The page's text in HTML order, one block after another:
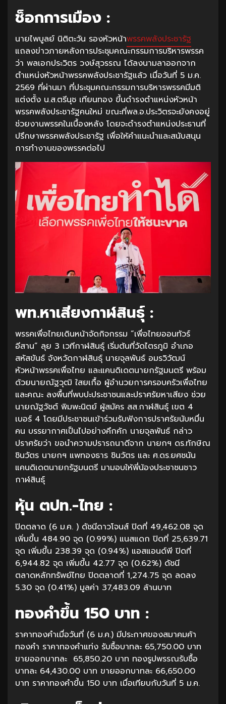
ช็อกการเมือง :
นายไพบูลย์ นิติตะวัน รองหัวหน้าพรรคพลังประชารัฐ
แถลงข่าวภายหลังการประชุมคณะกรรมการบริหารพรรค
ว่า พลเอกประวิตร วงษ์สุวรรณ ได้ลงนามลาออกจาก
ตำแหน่งหัวหน้าพรรคพลังประชารัฐแล้ว เมื่อวันที่ 5 ม.ค.
2569 ที่ผ่านมา ที่ประชุมคณะกรรมการบริหารพรรคมีมติ
แต่งตั้ง น.ส.ตรีนุช เทียนทอง ขึ้นดำรงตำแหน่งหัวหน้า
พรรคพลังประชารัฐคนใหม่ ขณะที่พล.อ.ประวิตรจะยังคงอยู่
ช่วยงานพรรคในเบื้องหลัง โดยจะดำรงตำแหน่งประธานที่
ปรึกษาพรรคพลังประชารัฐ เพื่อให้คำแนะนำและสนับสนุน
การทำงานของพรรคต่อไป
พท.หาเสียงกาฬสินธุ์ :
พรรคเพื่อไทยเดินหน้าจัดกิจกรรม “เพื่อไทยออนทัวร์
อีสาน” ลุย 3 เวทีกาฬสินธุ์ เริ่มต้นที่วัดไตรภูมิ อำเภอ
สหัสขันธ์ จังหวัดกาฬสินธุ์ นายจุลพันธ์ อมรวิวัฒน์
หัวหน้าพรรคเพื่อไทย และแคนดิเดตนายกรัฐมนตรี พร้อม
ด้วยนายณัฐวุฒิ ใสยเกื้อ ผู้อำนวยการครอบครัวเพื่อไทย
และคณะ ลงพื้นที่พบปะประชาชนและปราศรัยหาเสียง ช่วย
นายณัฐวัชต์ พิมพะนิตย์ ผู้สมัคร สส.กาฬสินธุ์ เขต 4
เบอร์ 4 โดยมีประชาชนเข้าร่วมรับฟังการปราศรัยนับหมื่น
คน บรรยากาศเป็นไปอย่างคึกคัก นายจุลพันธ์ กล่าว
ปราศรัยว่า ขอนำความปรารถนาดีจาก นายกฯ ดร.ทักษิณ
ชินวัตร นายกฯ แพทองธาร ชินวัตร และ ศ.ดร.ยศชนัน
แคนดิเดตนายกรัฐมนตรี มามอบให้พี่น้องประชาชนชาว
กาฬสินธุ์
หุ้น ตปท.-ไทย :
ปิดตลาด (6 ม.ค. ) ดัชนีดาวโจนส์ ปิดที่ 49,462.08 จุด
เพิ่มขึ้น 484.90 จุด (0.99%) แนสแดก ปิดที่ 25,639.71
จุด เพิ่มขึ้น 238.39 จุด (0.94%) แอสแอนด์พี ปิดที่
6,944.82 จุด เพิ่มขึ้น 42.77 จุด (0.62%) ดัชนี
ตลาดหลักทรัพย์ไทย ปิดตลาดที่ 1,274.75 จุด ลดลง
5.30 จุด (0.41%) มูลค่า 37,483.09 ล้านบาท
ทองคำขึ้น 150 บาท :
ราคาทองคำเมื่อวันที่ (6 ม.ค.) มีประกาศของสมาคมค้า
ทองคำ ราคาทองคำแท่ง รับซื้อบาทละ 65,750.00 บาท
ขายออกบาทละ 65,850.20 บาท ทองรูปพรรณรับซื้อ
บาทละ 64,430.00 บาท ขายออกบาทละ 66,650.00
บาท ราคาทองคำขึ้น 150 บาท เมื่อเทียบกับวันที่ 5 ม.ค.